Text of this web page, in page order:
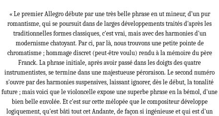
« Le premier Allegro débute par une très belle phrase en ut mineur, d’un pur
romantisme, qui se poursuit dans de larges développements traités d'après les
traditionnelles formes classiques, c'est vrai, mais avec des harmonies d'un
modernisme chatoyant. Par ci, par là, nous trouvons une petite pointe de
chromatisme ; hommage discret (peut-être voulu) rendu à la mémoire du père
Franck. La phrase initiale, après avoir passé dans les doigts des quatre
instrumentistes, se termine dans une majestueuse péroraison. Le second numéro
s'ouvre par des harmonies suspensives, laissant ignorer, dès le début, la tonalité
future ; mais voici que le violoncelle expose une superbe phrase en la bémol, d'une
bien belle envolée. Et c'est sur cette mélopée que le compositeur développe
logiquement, qu'est bâti tout cet Andante, de façon si ingénieuse et qui est d'un